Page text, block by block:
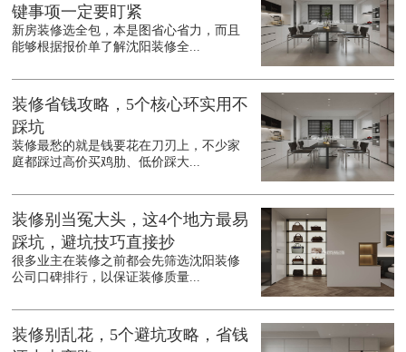
键事项一定要盯紧
新房装修选全包，本是图省心省力，而且
能够根据报价单了解沈阳装修全...
装修省钱攻略，5个核心环实用不
踩坑
装修最愁的就是钱要花在刀刃上，不少家
庭都踩过高价买鸡肋、低价踩大...
装修别当冤大头，这4个地方最易
踩坑，避坑技巧直接抄
很多业主在装修之前都会先筛选沈阳装修
公司口碑排行，以保证装修质量...
装修别乱花，5个避坑攻略，省钱